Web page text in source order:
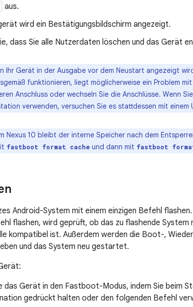
aus.
wird ein Bestätigungsbildschirm angezeigt.
dass Sie alle Nutzerdaten löschen und das Gerät
Ihr Gerät in der Ausgabe vor dem Neustart angezeigt
funktionieren, liegt möglicherweise ein Problem mit
Anschluss oder wechseln Sie die Anschlüsse. Wenn
verwenden, versuchen Sie es stattdessen mit einem
Nexus 10 bleibt der interne Speicher nach dem
fastboot format cache und dann mit fastboot
Android-System mit einem einzigen Befehl
flashen, wird geprüft, ob das zu flashende
kompatibel ist. Außerdem werden die Boot-,
und das System neu gestartet.
das Gerät in den Fastboot-Modus, indem Sie beim
gedrückt halten oder den folgenden Befehl